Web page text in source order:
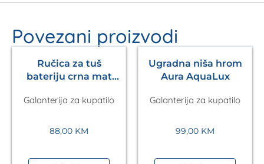
Povezani proizvodi
Ručica za tuš
bateriju crna mat
HANSGROHE
Galanterija za kupatilo
88,00 KM
Ugradna niša hrom
Aura AquaLux
Galanterija za kupatilo
99,00 KM